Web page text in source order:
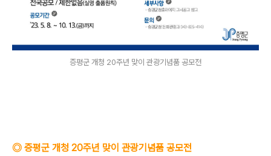
증평군 개청 20주년 맞이 관광기념품 공모전
◎ 증평군 개청 20주년 맞이 관광기념품 공모전